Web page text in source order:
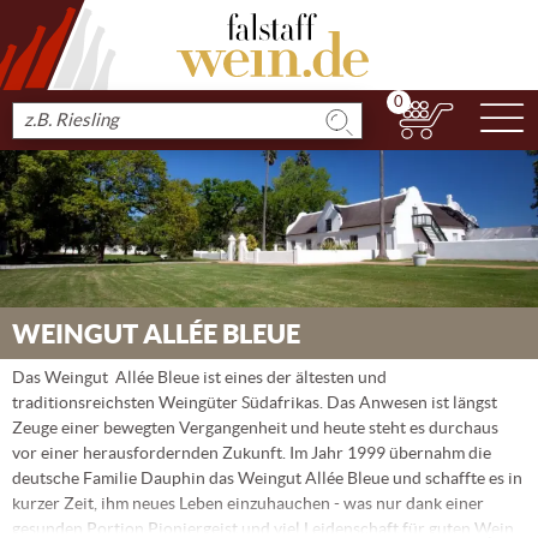
Produkt
suchen
0
WEINGUT ALLÉE BLEUE
Das Weingut Allée Bleue ist eines der ältesten und
traditionsreichsten Weingüter Südafrikas. Das Anwesen ist längst
Zeuge einer bewegten Vergangenheit und heute steht es durchaus
vor einer herausfordernden Zukunft. Im Jahr 1999 übernahm die
deutsche Familie Dauphin das Weingut Allée Bleue und schaffte es in
kurzer Zeit, ihm neues Leben einzuhauchen - was nur dank einer
gesunden Portion Pioniergeist und viel Leidenschaft für guten Wein